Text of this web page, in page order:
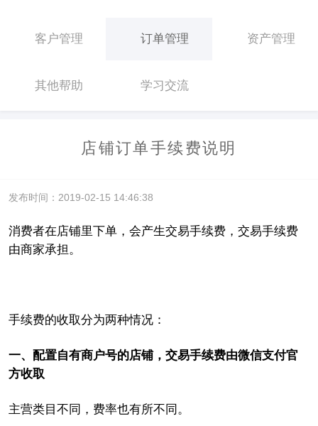
客户管理 订单管理 资产管理
其他帮助 学习交流
店铺订单手续费说明
发布时间：2019-02-15 14:46:38
消费者在店铺里下单，会产生交易手续费，交易手续费
由商家承担。
手续费的收取分为两种情况：
一、配置自有商户号的店铺，交易手续费由微信支付官
方收取
主营类目不同，费率也有所不同。